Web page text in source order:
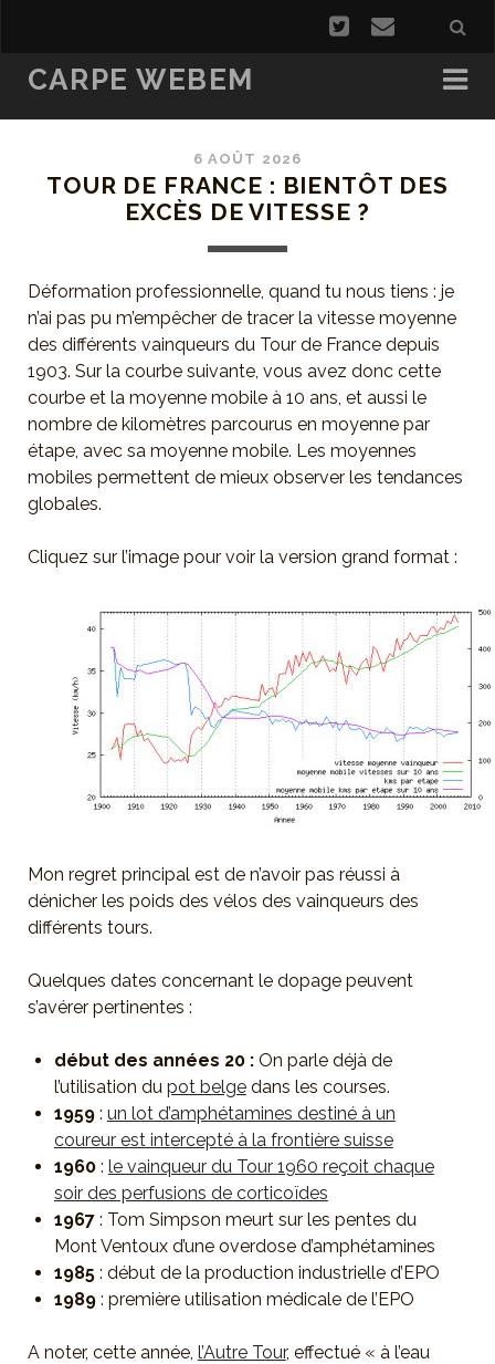
CARPE WEBEM
6 AOÛT 2026
TOUR DE FRANCE : BIENTÔT DES
EXCÈS DE VITESSE ?
Déformation professionnelle, quand tu nous tiens : je
n’ai pas pu m’empêcher de tracer la vitesse moyenne
des différents vainqueurs du Tour de France depuis
1903. Sur la courbe suivante, vous avez donc cette
courbe et la moyenne mobile à 10 ans, et aussi le
nombre de kilomètres parcourus en moyenne par
étape, avec sa moyenne mobile. Les moyennes
mobiles permettent de mieux observer les tendances
globales.
Cliquez sur l’image pour voir la version grand format :
Mon regret principal est de n’avoir pas réussi à
dénicher les poids des vélos des vainqueurs des
différents tours.
Quelques dates concernant le dopage peuvent
s’avérer pertinentes :
début des années 20 :On parle déjà de
l’utilisation du pot belgedans les courses.
1959: un lot d’amphétamines destiné à un
coureur est intercepté à la frontière suisse
1960: le vainqueur du Tour 1960 reçoit chaque
soir des perfusions de corticoïdes
1967: Tom Simpson meurt sur les pentes du
Mont Ventoux d’une overdose d’amphétamines
1985: début de la production industrielle d’EPO
1989: première utilisation médicale de l’EPO
A noter, cette année, l’Autre Tour, effectué « à l’eau